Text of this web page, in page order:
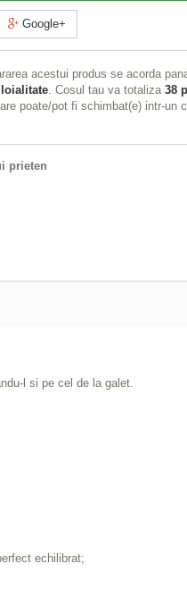
Google+
acestui produs se acorda
. Cosul tau va totaliza 38
poate/pot fi schimbat(e) intr-un
prieten
l si pe cel de la galet.
echilibrat;